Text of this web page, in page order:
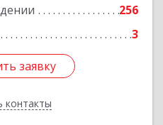
256
3
заявку
контакты
заявку